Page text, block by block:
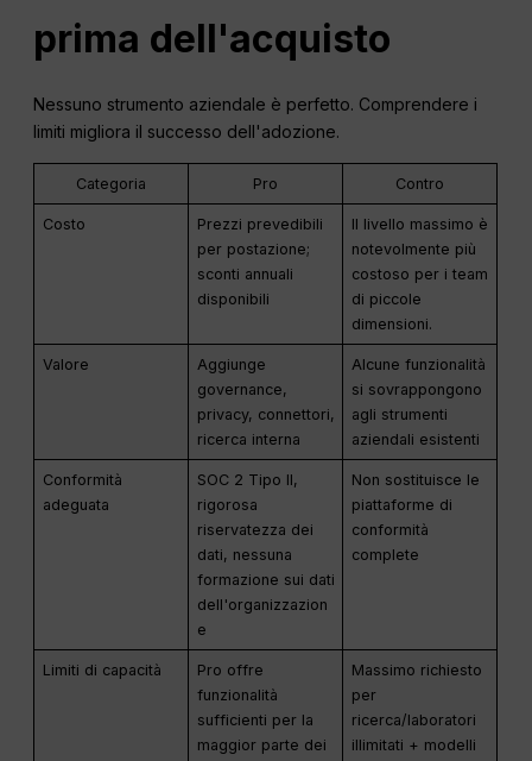
prima dell'acquisto
Nessuno strumento aziendale è perfetto. Comprendere i
limiti migliora il successo dell'adozione.
Categoria Pro Contro
Costo
Prezzi prevedibili
per postazione;
sconti annuali
disponibili
Il livello massimo è
notevolmente più
costoso per i team
di piccole
dimensioni.
Valore
Aggiunge
governance,
privacy, connettori,
ricerca interna
Alcune funzionalità
si sovrappongono
agli strumenti
aziendali esistenti
Conformità
adeguata
SOC 2 Tipo II,
rigorosa
riservatezza dei
dati, nessuna
formazione sui dati
dell'organizzazion
e
Non sostituisce le
piattaforme di
conformità
complete
Limiti di capacità
Pro offre
funzionalità
sufficienti per la
maggior parte dei
Massimo richiesto
per
ricerca/laboratori
illimitati + modelli